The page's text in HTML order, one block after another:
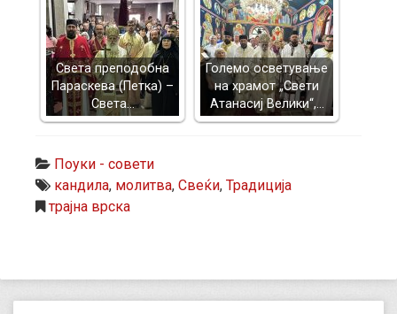
Света преподобна
Параскева (Петка) –
Света…
Големо осветување
на храмот „Свети
Атанасиј Велики“,…
Поуки - совети
кандила, молитва, Свеќи, Традиција
трајна врска